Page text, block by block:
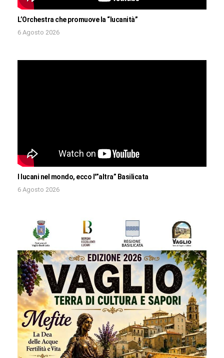
L’Orchestra che promuove la “lucanità”
6 Agosto 2026
I lucani nel mondo, ecco l'”altra” Basilicata
6 Agosto 2026